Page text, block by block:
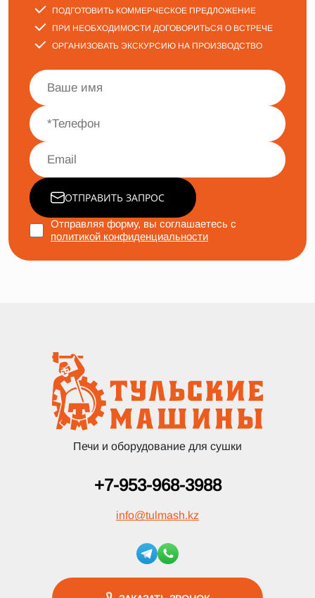
ПОДГОТОВИТЬ КОММЕРЧЕСКОЕ ПРЕДЛОЖЕНИЕ
ПРИ НЕОБХОДИМОСТИ ДОГОВОРИТЬСЯ О ВСТРЕЧЕ
ОРГАНИЗОВАТЬ ЭКСКУРСИЮ НА ПРОИЗВОДСТВО
ОТПРАВИТЬ ЗАПРОС
Отправляя форму, вы соглашаетесь с
политикой конфиденциальности
Печи и оборудование для сушки
+7-953-968-3988
info@tulmash.kz